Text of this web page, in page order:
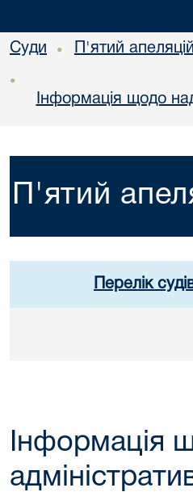
Суди • П'ятий
•
Інформація щодо
П'ятий
Перелік
Інформація